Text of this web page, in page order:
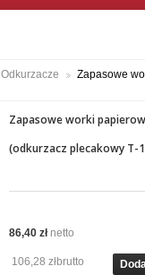
Odkurzacze
Zapasowe
Zapasowe worki
(odkurzacz plecakowy T-
86,40 złnetto
106,28 złbrutto